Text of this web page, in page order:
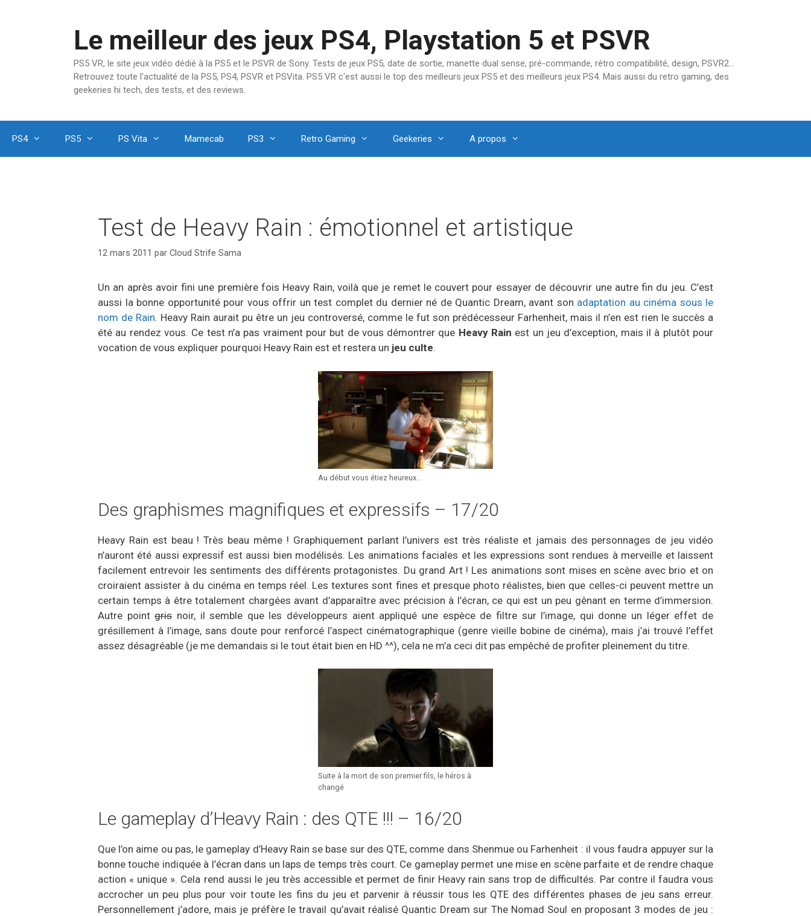
Le meilleur des jeux PS4, Playstation 5 et PSVR
PS5 VR, le site jeux vidéo dédié à la PS5 et le PSVR de Sony. Tests de jeux PS5, date de sortie, manette dual sense, pré-commande, rétro compatibilité, design, PSVR2…
Retrouvez toute l'actualité de la PS5, PS4, PSVR et PSVita. PS5 VR c'est aussi le top des meilleurs jeux PS5 et des meilleurs jeux PS4. Mais aussi du retro gaming, des
geekeries hi tech, des tests, et des reviews.
PS4 PS5 PS Vita Mamecab PS3 Retro Gaming Geekeries A propos
Test de Heavy Rain : émotionnel et artistique
12 mars 2011 par Cloud Strife Sama
Un an après avoir fini une première fois Heavy Rain, voilà que je remet le couvert pour essayer de découvrir une autre fin du jeu. C’est
aussi la bonne opportunité pour vous offrir un test complet du dernier né de Quantic Dream, avant son adaptation au cinéma sous le
nom de Rain. Heavy Rain aurait pu être un jeu controversé, comme le fut son prédécesseur Farhenheit, mais il n’en est rien le succès a
été au rendez vous. Ce test n’a pas vraiment pour but de vous démontrer que Heavy Rain est un jeu d’exception, mais il à plutôt pour
vocation de vous expliquer pourquoi Heavy Rain est et restera un jeu culte.
Au début vous étiez heureux...
Des graphismes magnifiques et expressifs – 17/20
Heavy Rain est beau ! Très beau même ! Graphiquement parlant l’univers est très réaliste et jamais des personnages de jeu vidéo
n’auront été aussi expressif est aussi bien modélisés. Les animations faciales et les expressions sont rendues à merveille et laissent
facilement entrevoir les sentiments des différents protagonistes. Du grand Art ! Les animations sont mises en scène avec brio et on
croiraient assister à du cinéma en temps réel. Les textures sont fines et presque photo réalistes, bien que celles-ci peuvent mettre un
certain temps à être totalement chargées avant d’apparaître avec précision à l’écran, ce qui est un peu gênant en terme d’immersion.
Autre pointgrisnoir, il semble que les développeurs aient appliqué une espèce de filtre sur l’image, qui donne un léger effet de
grésillement à l’image, sans doute pour renforcé l’aspect cinématographique (genre vieille bobine de cinéma), mais j’ai trouvé l’effet
assez désagréable (je me demandais si le tout était bien en HD ^^), cela ne m’a ceci dit pas empêché de profiter pleinement du titre.
Suite à la mort de son premier fils, le héros à
changé
Le gameplay d’Heavy Rain : des QTE !!! – 16/20
Que l’on aime ou pas, le gameplay d’Heavy Rain se base sur des QTE, comme dans Shenmue ou Farhenheit : il vous faudra appuyer sur la
bonne touche indiquée à l’écran dans un laps de temps très court. Ce gameplay permet une mise en scène parfaite et de rendre chaque
action « unique ». Cela rend aussi le jeu très accessible et permet de finir Heavy rain sans trop de difficultés. Par contre il faudra vous
accrocher un peu plus pour voir toute les fins du jeu et parvenir à réussir tous les QTE des différentes phases de jeu sans erreur.
Personnellement j’adore, mais je préfère le travail qu’avait réalisé Quantic Dream sur The Nomad Soul en proposant 3 modes de jeu :